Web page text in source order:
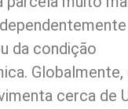
da condição
Globalmente,
cerca de